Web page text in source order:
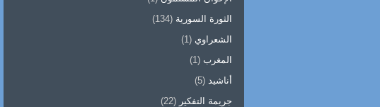
الثورة السورية (134)
الشعراوي (1)
المغرب (1)
أناشيد (5)
جريمة التفكير (22)